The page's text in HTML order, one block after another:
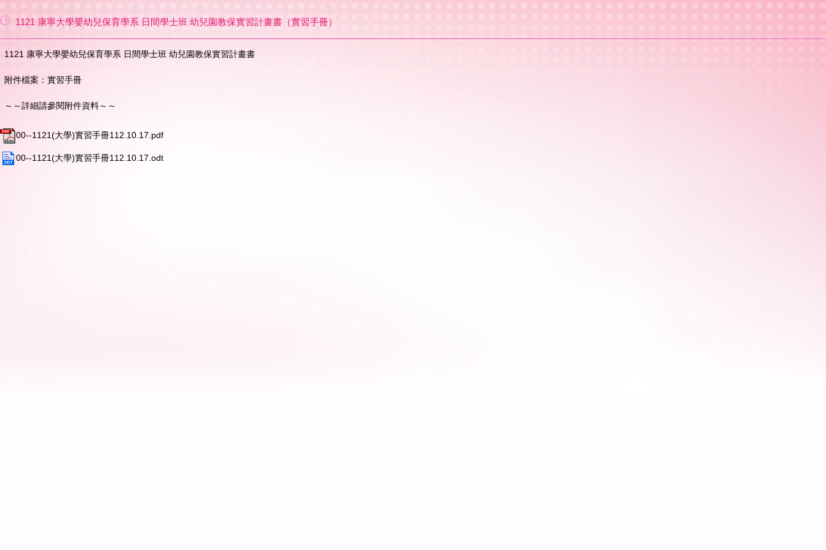
1121 康寧大學嬰幼兒保育學系 日間學士班 幼兒園教保實習計畫書（實習手冊）
1121 康寧大學嬰幼兒保育學系 日間學士班 幼兒園教保實習計畫書
附件檔案：實習手冊
～～詳細請參閱附件資料～～
00--1121(大學)實習手冊112.10.17.pdf
00--1121(大學)實習手冊112.10.17.odt